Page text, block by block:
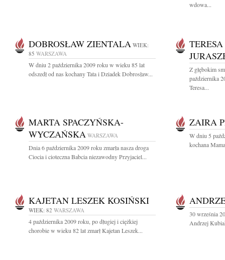
wdowa...
DOBROSŁAW ZIENTALA WIEK:
85 WARSZAWA
W dniu 2 października 2009 roku w wieku 85 lat
odszedł od nas kochany Tata i Dziadek Dobrosław...
Z głębokim
października
Teresa...
MARTA SPACZYŃSKA-
WYCZAŃSKA WARSZAWA
Dnia 6 października 2009 roku zmarła nasza droga
Ciocia i cioteczna Babcia niezawodny Przyjaciel...
ZAIRA
W dniu 5
kochana
KAJETAN LESZEK KOSIŃSKI
WIEK: 82 WARSZAWA
4 października 2009 roku, po długiej i ciężkiej
chorobie w wieku 82 lat zmarł Kajetan Leszek...
30 września
Andrzej